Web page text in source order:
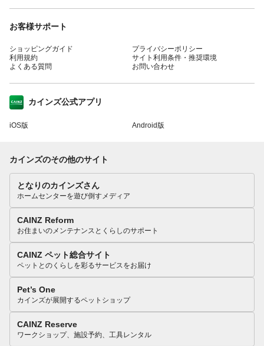
お客様サポート
ショッピングガイド
利用規約
よくある質問
プライバシーポリシー
サイト利用条件・推奨環境
お問い合わせ
カインズ公式アプリ
iOS版 Android版
カインズのその他のサイト
となりのカインズさん
ホームセンターを遊び倒すメディア
CAINZ Reform
お住まいのメンテナンスとくらしのサポート
CAINZ ペット総合サイト
ペットとのくらしを彩るサービスをお届け
Pet’s One
カインズが展開するペットショップ
CAINZ Reserve
ワークショップ、施設予約、工具レンタル